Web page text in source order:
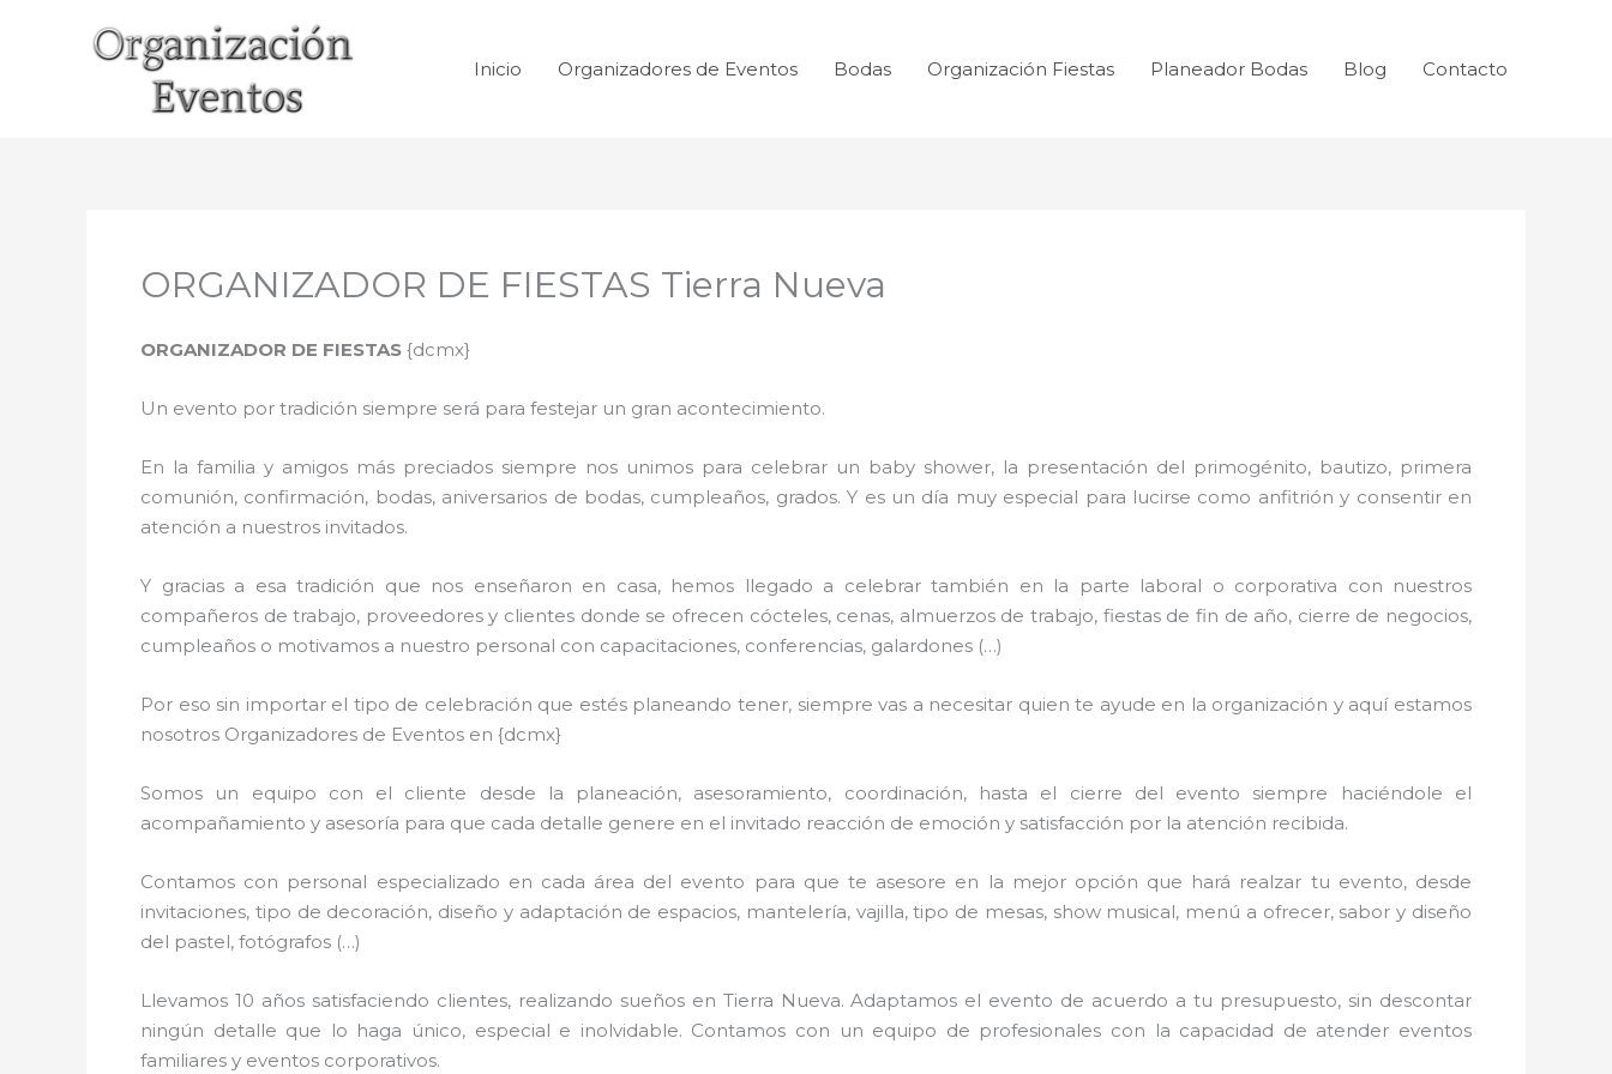
Inicio Organizadores de Eventos Bodas Organización Fiestas Planeador Bodas Blog Contacto
ORGANIZADOR DE FIESTAS Tierra Nueva
ORGANIZADOR DE FIESTAS {dcmx}
Un evento por tradición siempre será para festejar un gran acontecimiento.
En la familia y amigos más preciados siempre nos unimos para celebrar un baby shower, la presentación del primogénito, bautizo, primera
comunión, confirmación, bodas, aniversarios de bodas, cumpleaños, grados. Y es un día muy especial para lucirse como anfitrión y consentir en
atención a nuestros invitados.
Y gracias a esa tradición que nos enseñaron en casa, hemos llegado a celebrar también en la parte laboral o corporativa con nuestros
compañeros de trabajo, proveedores y clientes donde se ofrecen cócteles, cenas, almuerzos de trabajo, fiestas de fin de año, cierre de negocios,
cumpleaños o motivamos a nuestro personal con capacitaciones, conferencias, galardones (…)
Por eso sin importar el tipo de celebración que estés planeando tener, siempre vas a necesitar quien te ayude en la organización y aquí estamos
nosotros Organizadores de Eventos en {dcmx}
Somos un equipo con el cliente desde la planeación, asesoramiento, coordinación, hasta el cierre del evento siempre haciéndole el
acompañamiento y asesoría para que cada detalle genere en el invitado reacción de emoción y satisfacción por la atención recibida.
Contamos con personal especializado en cada área del evento para que te asesore en la mejor opción que hará realzar tu evento, desde
invitaciones, tipo de decoración, diseño y adaptación de espacios, mantelería, vajilla, tipo de mesas, show musical, menú a ofrecer, sabor y diseño
del pastel, fotógrafos (…)
Llevamos 10 años satisfaciendo clientes, realizando sueños en Tierra Nueva. Adaptamos el evento de acuerdo a tu presupuesto, sin descontar
ningún detalle que lo haga único, especial e inolvidable. Contamos con un equipo de profesionales con la capacidad de atender eventos
familiares y eventos corporativos.